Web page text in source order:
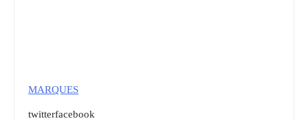
MARQUES
twitterfacebook